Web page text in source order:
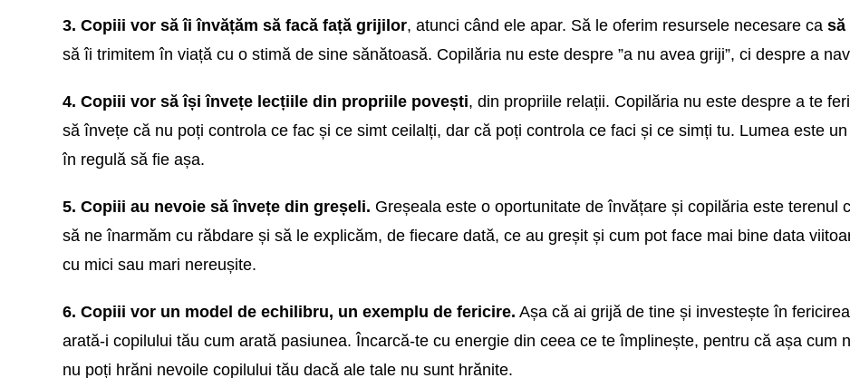
3. Copiii vor să îi învățăm să facă față grijilor, atunci când ele apar. Să le oferim resursele necesare ca să
să îi trimitem în viață cu o stimă de sine sănătoasă. Copilăria nu este despre ”a nu avea griji”, ci despre a
4. Copiii vor să își învețe lecțiile din propriile povești, din propriile relații. Copilăria nu este despre a te
să învețe că nu poți controla ce fac și ce simt ceilalți, dar că poți controla ce faci și ce simți tu. Lumea este
în regulă să fie așa.
5. Copiii au nevoie să învețe din greșeli. Greșeala este o oportunitate de învățare și copilăria este terenul
să ne înarmăm cu răbdare și să le explicăm, de fiecare dată, ce au greșit și cum pot face mai bine data
cu mici sau mari nereușite.
6. Copiii vor un model de echilibru, un exemplu de fericire. Așa că ai grijă de tine și investește în
arată-i copilului tău cum arată pasiunea. Încarcă-te cu energie din ceea ce te împlinește, pentru că așa cum
nu poți hrăni nevoile copilului tău dacă ale tale nu sunt hrănite.